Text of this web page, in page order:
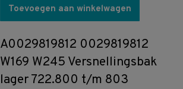
Toevoegen aan winkelwagen
A0029819812 0029819812
W169 W245 Versnellingsbak
lager 722.800 t/m 803